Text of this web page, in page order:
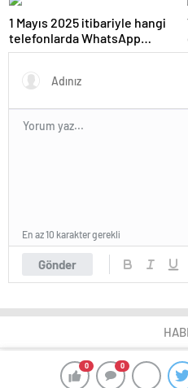
0 0
1 Mayıs 2025 itibariyle hangi
telefonlarda WhatsApp
çalışmayacak?
Gönder
En az 10 karakter gerekli